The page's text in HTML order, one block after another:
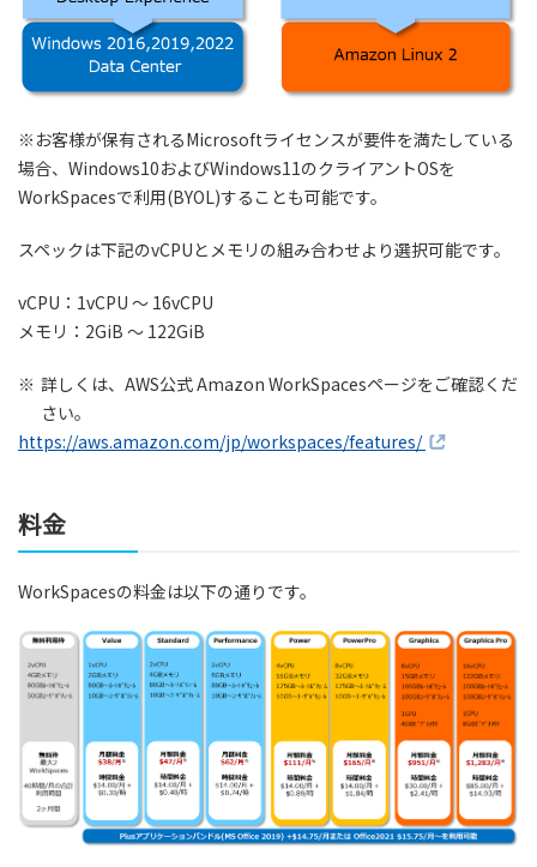
※お客様が保有されるMicrosoftライセンスが要件を満たしている
場合、Windows10およびWindows11のクライアントOSを
WorkSpacesで利用(BYOL)することも可能です。
スペックは下記のvCPUとメモリの組み合わせより選択可能です。
vCPU：1vCPU ～ 16vCPU
メモリ：2GiB ～ 122GiB
※ 詳しくは、AWS公式 Amazon WorkSpacesページをご確認くだ
さい。
https://aws.amazon.com/jp/workspaces/features/
料金
WorkSpacesの料金は以下の通りです。